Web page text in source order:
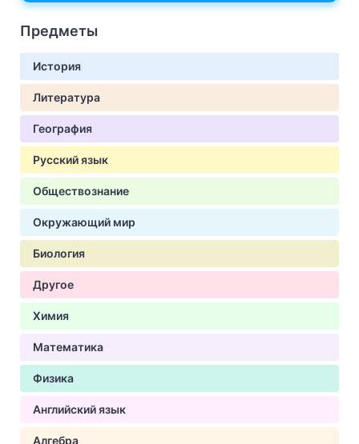
Предметы
История
Литература
География
Русский язык
Обществознание
Окружающий мир
Биология
Другое
Химия
Математика
Физика
Английский язык
Алгебра